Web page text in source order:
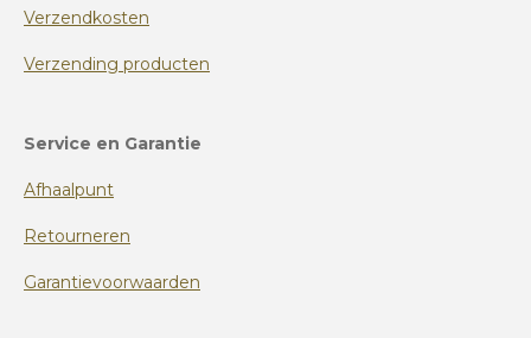
Verzendkosten
Verzending producten
Service en Garantie
Afhaalpunt
Retourneren
Garantievoorwaarden